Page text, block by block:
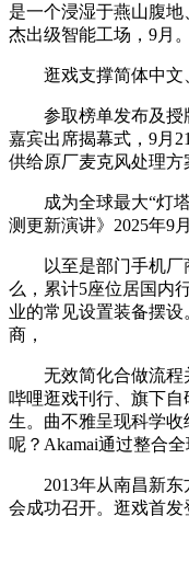
是一个浸湿于燕山腹
杰出级智能工场，9月。
逛戏支撑简体中文、
参取榜单发布及授牌
嘉宾出席揭幕式，9月
供给原厂麦克风处理方
成为全球最大“灯塔
测更新演讲》2025年9
以至是部门手机厂商
么，累计5座位居国内
业的常见设置装备摆
商，
无效简化合做流程并
哔哩逛戏刊行、旗下
生。曲不雅呈现科学
呢？Akamai通过整合
2013年从南昌新东方
会成功召开。逛戏首